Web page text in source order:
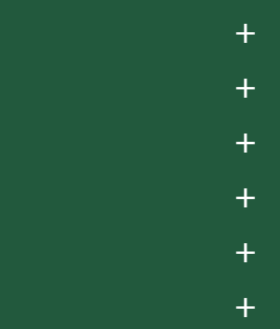
+
+
+
+
+
+